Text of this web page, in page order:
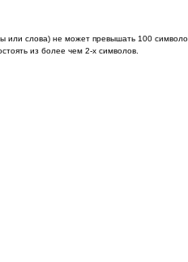
или слова) не может превышать 100
из более чем 2-х символов.